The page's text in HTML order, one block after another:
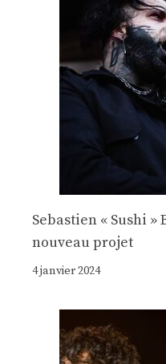
Sebastien « Sushi
nouveau projet
4 janvier 2024